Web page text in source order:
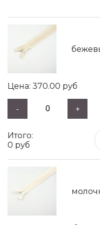
370.00 руб
- +
0 руб